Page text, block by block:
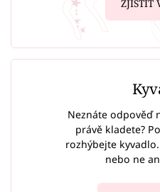
ZJISTIT
Neznáte odpověď
právě kladete?
rozhýbejte
nebo ne